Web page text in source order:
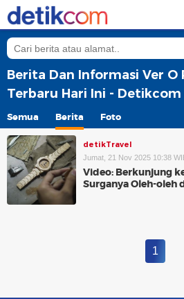
Berita Dan Informasi Ver O
Terbaru Hari Ini - Detikcom
Semua Berita Foto
detikTravel
Jumat, 21 Nov 2025 10:38
Video: Berkunjung
Surganya Oleh-oleh
1